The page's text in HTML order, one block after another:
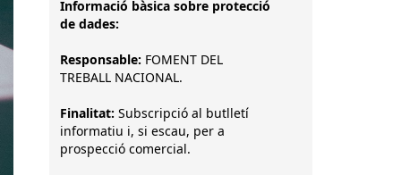
Informació bàsica sobre protecció
de dades:
Responsable: FOMENT DEL
TREBALL NACIONAL.
Finalitat: Subscripció al butlletí
informatiu i, si escau, per a
prospecció comercial.